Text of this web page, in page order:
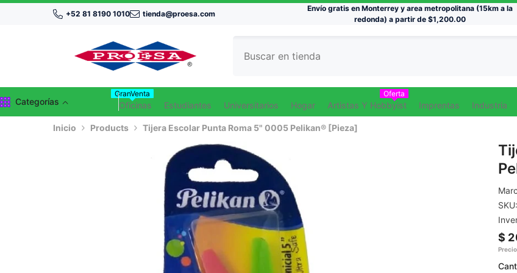
Saltar Al Contenido
+52 81 8190 1010
tienda@proesa.com
Envío gratis en Monterrey y area metropolitana (15km a la
redonda) a partir de $1,200.00
Categorías Oficinas
GranVenta
Estudiantes Universitarios Hogar Artistas Y Hobbyist
Oferta
Imprentas Industria
Inicio Products Tijera Escolar Punta Roma 5" 0005 Pelikan® [Pieza]
SKU:
$